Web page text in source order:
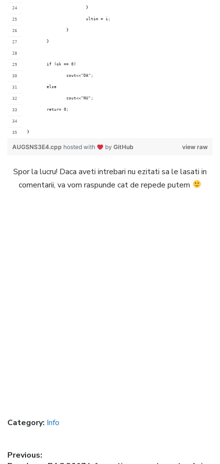
			}
			ultim = i;
		}
	}
	if (ok == 0)
		cout<<"DA";
	else
		cout<<"NU";
	return 0;
}
view raw
AUGSNS3E4.cpp hosted with by GitHub
Spor la lucru! Daca aveti intrebari nu ezitati sa le lasati in
comentarii, va vom raspunde cat de repede putem
Category: Info
Post
Previous: